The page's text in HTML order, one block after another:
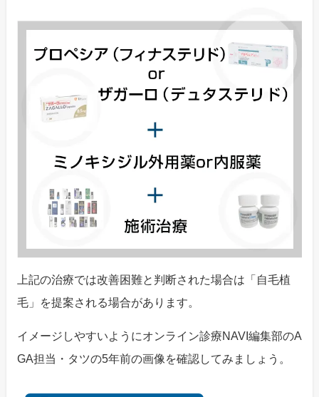
上記の治療では改善困難と判断された場合は「自毛植
毛」を提案される場合があります。
イメージしやすいようにオンライン診療NAVI編集部のA
GA担当・タツの5年前の画像を確認してみましょう。